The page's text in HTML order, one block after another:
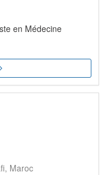
en Médecine
Maroc